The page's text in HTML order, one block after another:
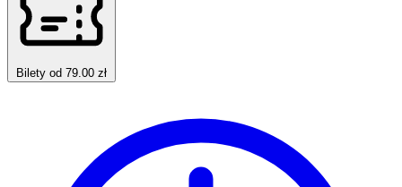
Bilety od 79.00 zł